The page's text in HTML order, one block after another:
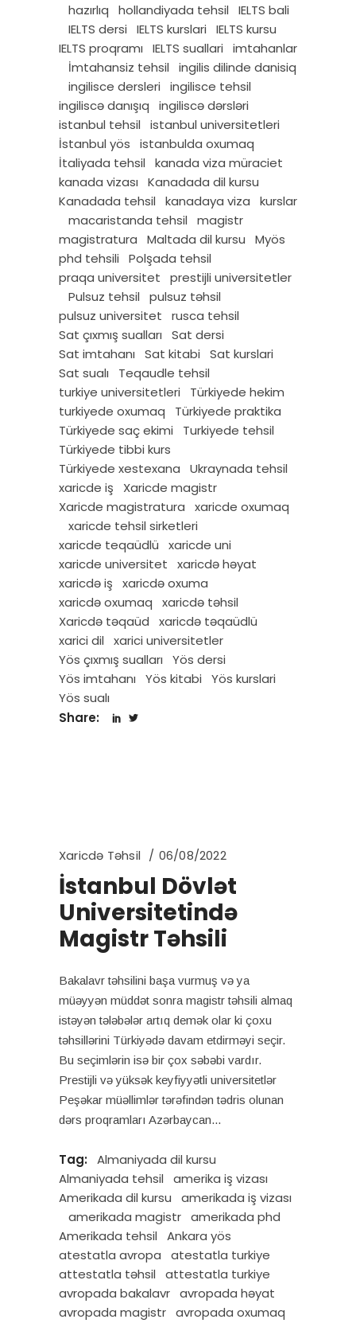
hazırlıq
hollandiyada tehsil
IELTS bali
IELTS dersi
IELTS kurslari
IELTS kursu
IELTS proqramı
IELTS suallari
imtahanlar
İmtahansiz tehsil
ingilis dilinde danisiq
ingilisce dersleri
ingilisce tehsil
ingiliscə danışıq
ingiliscə dərsləri
istanbul tehsil
istanbul universitetleri
İstanbul yös
istanbulda oxumaq
İtaliyada tehsil
kanada viza müraciet
kanada vizası
Kanadada dil kursu
Kanadada tehsil
kanadaya viza
kurslar
macaristanda tehsil
magistr
magistratura
Maltada dil kursu
Myös
phd tehsili
Polşada tehsil
praqa universitet
prestijli universitetler
Pulsuz tehsil
pulsuz təhsil
pulsuz universitet
rusca tehsil
Sat çıxmış sualları
Sat dersi
Sat imtahanı
Sat kitabi
Sat kurslari
Sat sualı
Teqaudle tehsil
turkiye universitetleri
Türkiyede hekim
turkiyede oxumaq
Türkiyede praktika
Türkiyede saç ekimi
Turkiyede tehsil
Türkiyede tibbi kurs
Türkiyede xestexana
Ukraynada tehsil
xaricde iş
Xaricde magistr
Xaricde magistratura
xaricde oxumaq
xaricde tehsil sirketleri
xaricde teqaüdlü
xaricde uni
xaricde universitet
xaricdə həyat
xaricdə iş
xaricdə oxuma
xaricdə oxumaq
xaricdə təhsil
Xaricdə təqaüd
xaricdə təqaüdlü
xarici dil
xarici universitetler
Yös çıxmış sualları
Yös dersi
Yös imtahanı
Yös kitabi
Yös kurslari
Yös sualı
Share:
Xaricdə Təhsil 06/08/2022
İstanbul Dövlət
Universitetində
Magistr Təhsili
Bakalavr təhsilini başa vurmuş və ya
müəyyən müddət sonra magistr təhsili almaq
istəyən tələbələr artıq demək olar ki çoxu
təhsillərini Türkiyədə davam etdirməyi seçir.
Bu seçimlərin isə bir çox səbəbi vardır.
Prestijli və yüksək keyfiyyətli universitetlər
Peşəkar müəllimlər tərəfindən tədris olunan
dərs proqramları Azərbaycan
Tag:
Almaniyada dil kursu
Almaniyada tehsil
amerika iş vizası
Amerikada dil kursu
amerikada iş vizası
amerikada magistr amerikada phd
Amerikada tehsil
Ankara yös
atestatla avropa
atestatla turkiye
attestatla təhsil
attestatla turkiye
avropada bakalavr avropada həyat
avropada magistr avropada oxumaq